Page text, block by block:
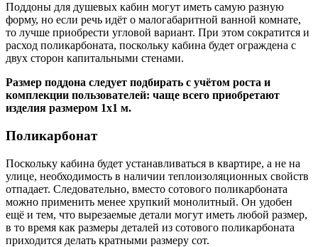
Поддоны для душевых кабин могут иметь самую разную
форму, но если речь идёт о малогабаритной ванной комнате,
то лучше приобрести угловой вариант. При этом сократится и
расход поликарбоната, поскольку кабина будет ограждена с
двух сторон капитальными стенами.
Размер поддона следует подбирать с учётом роста и
комплекции пользователей: чаще всего приобретают
изделия размером 1х1 м.
Поликарбонат
Поскольку кабина будет устанавливаться в квартире, а не на
улице, необходимость в наличии теплоизоляционных свойств
отпадает. Следовательно, вместо сотового поликарбоната
можно применить менее хрупкий монолитный. Он удобен
ещё и тем, что вырезаемые детали могут иметь любой размер,
в то время как размеры деталей из сотового поликарбоната
приходится делать кратными размеру сот.